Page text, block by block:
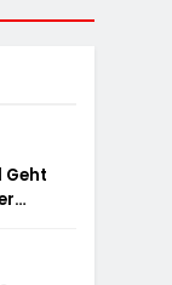
Geht